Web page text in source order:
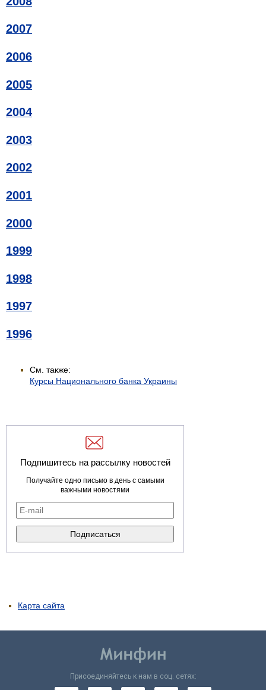
2007
2006
2005
2004
2003
2002
2001
2000
1999
1998
1997
1996
См. также:
Курсы Национального банка Украины
Подпишитесь на рассылку новостей
Получайте одно письмо в день с самыми
важными новостями
Карта сайта
Присоединяйтесь к нам в соц. сетях: